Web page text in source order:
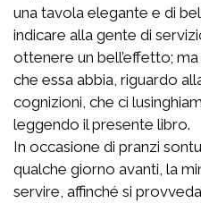
una tavola elegante e di
indicare alla gente di
ottenere un bell’effetto;
che essa abbia, riguardo
cognizioni, che ci
leggendo il presente libro.
In occasione di pranzi
qualche giorno avanti, la
servire, affinché si